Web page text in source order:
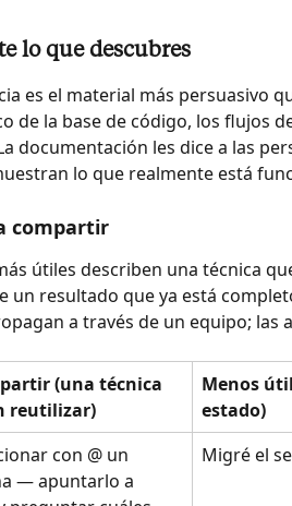
lo que descubres
es el material más persuasivo
de la base de código, los flujos
documentación les dice a las
lo que realmente está
compartir
útiles describen una técnica
un resultado que ya está
a través de un equipo; las
(una técnica
reutilizar)
Menos
estado)
con @ un
— apuntarlo a
Migré el